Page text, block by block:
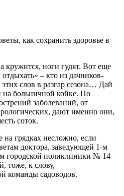
кружится, ноги гудят. Вот еще
– кто из дачников-
слов в разгар сезона… Дай
на больничной койке. По
заболеваний, от
дают именно они,
соток.
на грядках несложно, если
доктора, заведующей 1-м
городской поликлиники № 14
тоже, к слову,
команды садоводов.